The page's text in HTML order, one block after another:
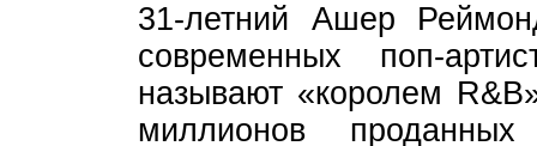
31-летний Ашер
современных поп-
называют «королем
миллионов